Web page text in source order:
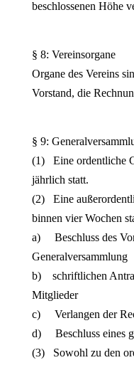
beschlossenen Höhe
§ 8: Vereinsorgane
Organe des Vereins
Vorstand, die
§ 9:
(1) Eine ordentliche
jährlich statt.
(2) Eine
binnen vier Wochen
a) Beschluss des
Generalversammlung
b) schriftlichen
Mitglieder
c) Verlangen der
d) Beschluss eines
(3) Sowohl zu den